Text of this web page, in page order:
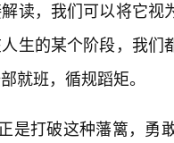
读，我们可以将它
生的某个阶段，我
就班，循规蹈矩。
是打破这种藩篱，